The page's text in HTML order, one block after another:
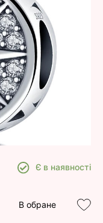
Є в наявності
В обране